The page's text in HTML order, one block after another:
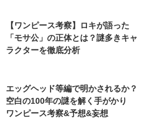
【ワンピース考察】ロキが語った
「モサ公」の正体とは？謎多きキャ
ラクターを徹底分析
エッグヘッド等編で明かされるか？
空白の100年の謎を解く手がかり
ワンピース考察&予想&妄想